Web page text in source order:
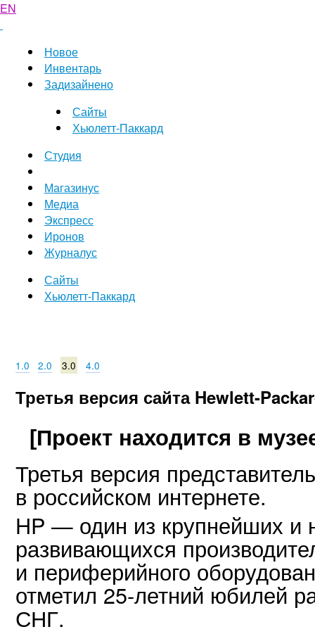
EN
Новое
Инвентарь
Задизайнено
Сайты
Хьюлетт-Паккард
Студия
Магазинус
Медиа
Экспресс
Иронов
Журналус
Сайты
Хьюлетт-Паккард
1.0 2.0 3.0 4.0
Третья версия сайта Hewlett-
[Проект находится в
Третья версия
в российском интернете.
HP — один из крупнейших и
развивающихся
и периферийного
отметил 25-летний юбилей
СНГ.